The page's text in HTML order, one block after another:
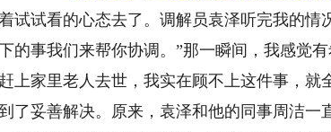
试看的心态去了。调解员袁泽听完我的情
的事我们来帮你协调。”那一瞬间，我感觉有
家里老人去世，我实在顾不上这件事，就
了妥善解决。原来，袁泽和他的同事周洁一